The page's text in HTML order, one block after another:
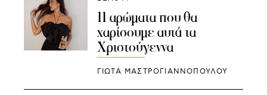
11 αρώματα που θα
χαρίσουμε αυτά τα
Χριστούγεννα
ΓΙΩΤΑ ΜΑΣΤΡΟΓΙΑΝΝΟΠΟΥΛΟΥ